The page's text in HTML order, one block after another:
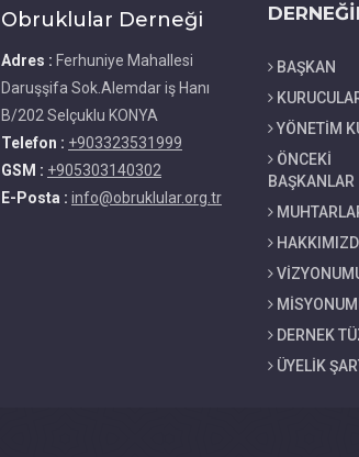
Obruklular Derneği
Adres : Ferhuniye Mahallesi
Daruşşifa Sok.Alemdar iş Hanı
B/202 Selçuklu KONYA
Telefon : +903323531999
GSM : +905303140302
E-Posta : info@obruklular.org.tr
BAŞKAN
YÖNETİM
ÖNCEKİ
BAŞKANLAR
DERNEK
ÜYELİK